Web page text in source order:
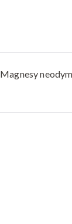
Magnesy